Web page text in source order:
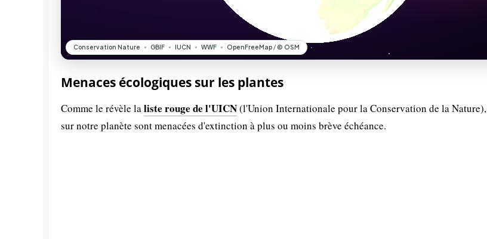
Menaces écologiques sur les plantes
Comme le révèle laliste rouge de l'UICN(l'Union Internationale pour la Conservation de la Nature),
sur notre planète sont menacées d'extinction à plus ou moins brève échéance.